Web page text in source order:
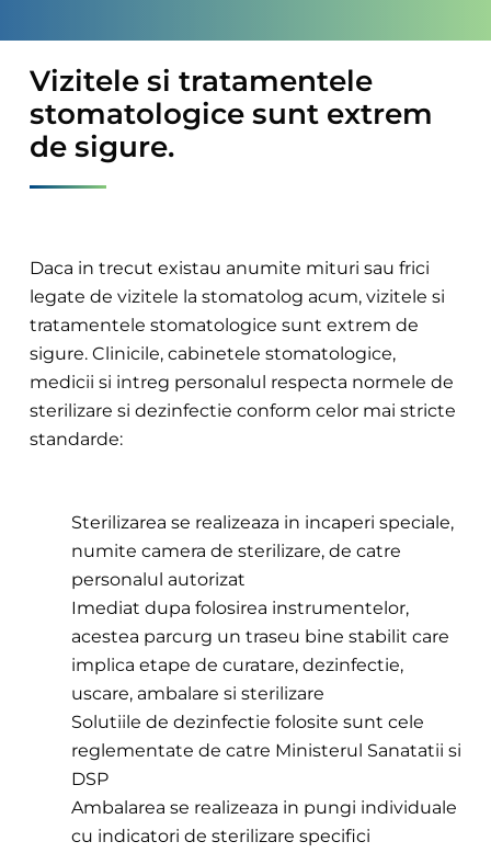
Vizitele si tratamentele
stomatologice sunt extrem
de sigure.
Daca in trecut existau anumite mituri sau frici
legate de vizitele la stomatolog acum, vizitele si
tratamentele stomatologice sunt extrem de
sigure. Clinicile, cabinetele stomatologice,
medicii si intreg personalul respecta normele de
sterilizare si dezinfectie conform celor mai stricte
standarde:
Sterilizarea se realizeaza in incaperi speciale,
numite camera de sterilizare, de catre
personalul autorizat
Imediat dupa folosirea instrumentelor,
acestea parcurg un traseu bine stabilit care
implica etape de curatare, dezinfectie,
uscare, ambalare si sterilizare
Solutiile de dezinfectie folosite sunt cele
reglementate de catre Ministerul Sanatatii si
DSP
Ambalarea se realizeaza in pungi individuale
cu indicatori de sterilizare specifici